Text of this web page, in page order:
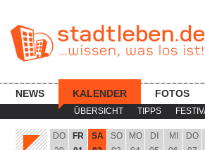
ÜBERSICHT TIPPS
NEWS KALENDER FOTOS
DO
FR
SA
SO
MO
DI
MI
DO